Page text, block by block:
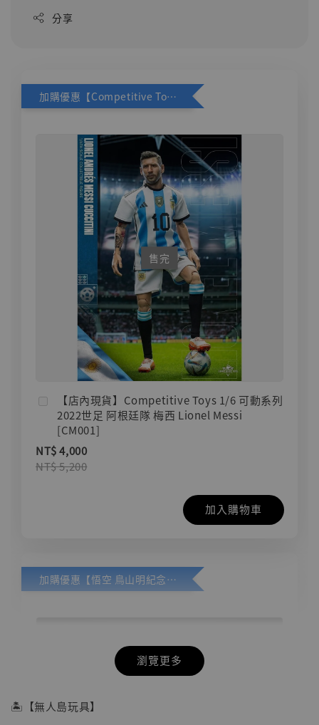
分享
加購優惠【Competitive Toys 梅西 [CM001]】
售完
【店內現貨】Competitive Toys 1/6 可動系列
2022世足 阿根廷隊 梅西 Lionel Messi
[CM001]
NT$ 4,000
NT$ 5,200
加入購物車
加購優惠【悟空 鳥山明紀念款 [奇蹟工作室]】
瀏覽更多
🏝【無人島玩具】